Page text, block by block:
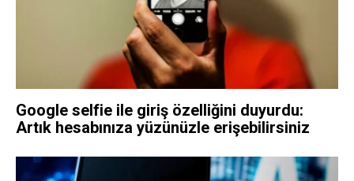
Google selfie ile giriş özelliğini duyurdu:
Artık hesabınıza yüzünüzle erişebilirsiniz